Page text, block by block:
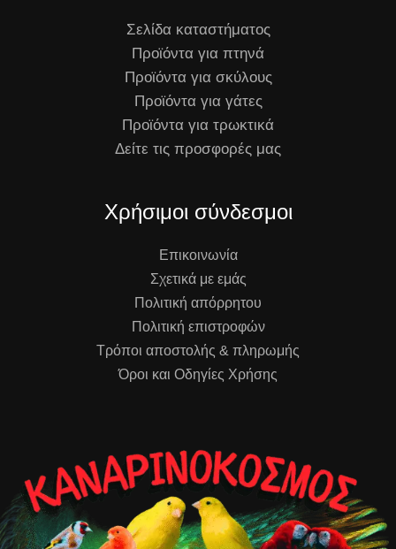
Σελίδα καταστήματος
Προϊόντα για πτηνά
Προϊόντα για σκύλους
Προϊόντα για γάτες
Προϊόντα για τρωκτικά
Δείτε τις προσφορές μας
Χρήσιμοι σύνδεσμοι
Επικοινωνία
Σχετικά με εμάς
Πολιτική απόρρητου
Πολιτική επιστροφών
Τρόποι αποστολής & πληρωμής
Όροι και Οδηγίες Χρήσης